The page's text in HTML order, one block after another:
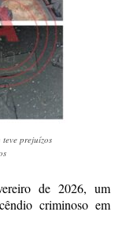
teve prejuízos
de 2026, um
criminoso em